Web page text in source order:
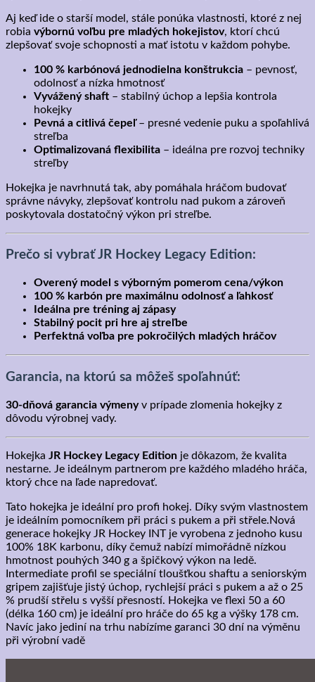
Aj keď ide o starší model, stále ponúka vlastnosti, ktoré z nej
robia výbornú voľbu pre mladých hokejistov, ktorí chcú
zlepšovať svoje schopnosti a mať istotu v každom pohybe.
100 % karbónová jednodielna konštrukcia – pevnosť,
odolnosť a nízka hmotnosť
Vyvážený shaft – stabilný úchop a lepšia kontrola
hokejky
Pevná a citlivá čepeľ– presné vedenie puku a spoľahlivá
streľba
Optimalizovaná flexibilita – ideálna pre rozvoj techniky
streľby
Hokejka je navrhnutá tak, aby pomáhala hráčom budovať
správne návyky, zlepšovať kontrolu nad pukom a zároveň
poskytovala dostatočný výkon pri streľbe.
Prečo si vybrať JR Hockey Legacy Edition:
Overený model s výborným pomerom cena/výkon
100 % karbón pre maximálnu odolnosť a ľahkosť
Ideálna pre tréning aj zápasy
Stabilný pocit pri hre aj streľbe
Perfektná voľba pre pokročilých mladých hráčov
Garancia, na ktorú sa môžeš spoľahnúť:
30-dňová garancia výmenyv prípade zlomenia hokejky z
dôvodu výrobnej vady.
Hokejka JR Hockey Legacy Edition je dôkazom, že kvalita
nestarne. Je ideálnym partnerom pre každého mladého hráča,
ktorý chce na ľade napredovať.
Tato hokejka je ideální pro profi hokej. Díky svým vlastnostem
je ideálním pomocníkem při práci s pukem a při střele.Nová
generace hokejky JR Hockey INT je vyrobena z jednoho kusu
100% 18K karbonu, díky čemuž nabízí mimořádně nízkou
hmotnost pouhých 340 g a špičkový výkon na ledě.
Intermediate profil se speciální tloušťkou shaftu a seniorským
gripem zajišťuje jistý úchop, rychlejší práci s pukem a až o 25
% prudší střelu s vyšší přesností. Hokejka ve flexi 50 a 60
(délka 160 cm) je ideální pro hráče do 65 kg a výšky 178 cm.
Navíc jako jediní na trhu nabízíme garanci 30 dní na výměnu
při výrobní vadě